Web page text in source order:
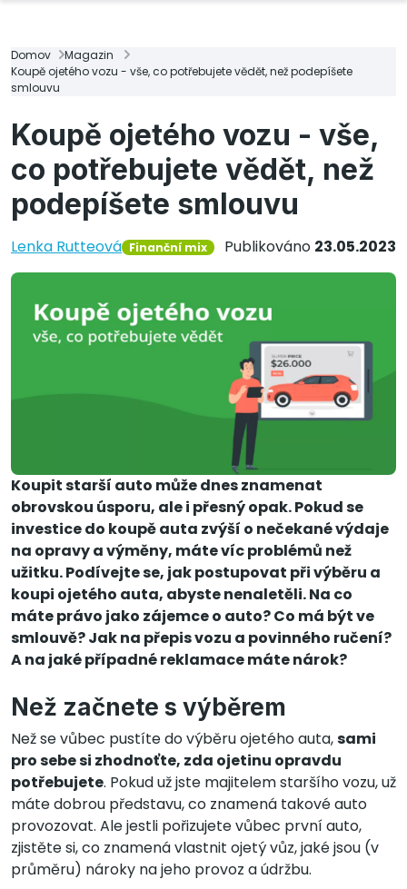
Domov
Magazin
Koupě ojetého vozu - vše, co potřebujete vědět, než podepíšete
smlouvu
Koupě ojetého vozu - vše,
co potřebujete vědět, než
podepíšete smlouvu
Lenka Rutteová Finanční mix Publikováno 23.05.2023
Koupit starší auto může dnes znamenat
obrovskou úsporu, ale i přesný opak. Pokud se
investice do koupě auta zvýší o nečekané výdaje
na opravy a výměny, máte víc problémů než
užitku. Podívejte se, jak postupovat při výběru a
koupi ojetého auta, abyste nenaletěli. Na co
máte právo jako zájemce o auto? Co má být ve
smlouvě? Jak na přepis vozu a povinného ručení?
A na jaké případné reklamace máte nárok?
Než začnete s výběrem
Než se vůbec pustíte do výběru ojetého auta,sami
pro sebe si zhodnoťte, zda ojetinu opravdu
potřebujete. Pokud už jste majitelem staršího vozu, už
máte dobrou představu, co znamená takové auto
provozovat. Ale jestli pořizujete vůbec první auto,
zjistěte si, co znamená vlastnit ojetý vůz, jaké jsou (v
průměru) nároky na jeho provoz a údržbu.